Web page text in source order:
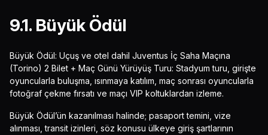
9.1. Büyük Ödül
Büyük Ödül: Uçuş ve otel dahil Juventus İç Saha Maçına
(Torino) 2 Bilet + Maç Günü Yürüyüş Turu: Stadyum turu, girişte
oyuncularla buluşma, ısınmaya katılım, maç sonrası oyuncularla
fotoğraf çekme fırsatı ve maçı VIP koltuklardan izleme.
Büyük Ödül’ün kazanılması halinde; pasaport temini, vize
alınması, transit izinleri, söz konusu ülkeye giriş şartlarının